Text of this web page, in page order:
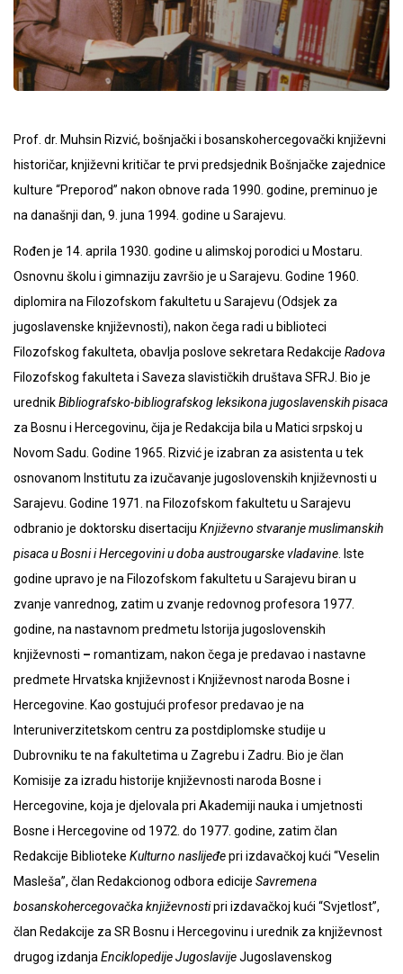
Prof. dr. Muhsin Rizvić, bošnjački i bosanskohercegovački književni
historičar, književni kritičar te prvi predsjednik Bošnjačke zajednice
kulture “Preporod” nakon obnove rada 1990. godine, preminuo je
na današnji dan, 9. juna 1994. godine u Sarajevu.
Rođen je 14. aprila 1930. godine u alimskoj porodici u Mostaru.
Osnovnu školu i gimnaziju završio je u Sarajevu. Godine 1960.
diplomira na Filozofskom fakultetu u Sarajevu (Odsjek za
jugoslavenske književnosti), nakon čega radi u biblioteci
Filozofskog fakulteta, obavlja poslove sekretara Redakcije Radova
Filozofskog fakulteta i Saveza slavističkih društava SFRJ. Bio je
urednikBibliografsko-bibliografskog leksikona jugoslavenskih pisaca
za Bosnu i Hercegovinu, čija je Redakcija bila u Matici srpskoj u
Novom Sadu. Godine 1965. Rizvić je izabran za asistenta u tek
osnovanom Institutu za izučavanje jugoslovenskih književnosti u
Sarajevu. Godine 1971. na Filozofskom fakultetu u Sarajevu
odbranio je doktorsku disertaciju Književno stvaranje muslimanskih
pisaca u Bosni i Hercegovini u doba austrougarske vladavine . Iste
godine upravo je na Filozofskom fakultetu u Sarajevu biran u
zvanje vanrednog, zatim u zvanje redovnog profesora 1977.
godine, na nastavnom predmetu Istorija jugoslovenskih
književnosti – romantizam, nakon čega je predavao i nastavne
predmete Hrvatska književnost i Književnost naroda Bosne i
Hercegovine. Kao gostujući profesor predavao je na
Interuniverzitetskom centru za postdiplomske studije u
Dubrovniku te na fakultetima u Zagrebu i Zadru. Bio je član
Komisije za izradu historije književnosti naroda Bosne i
Hercegovine, koja je djelovala pri Akademiji nauka i umjetnosti
Bosne i Hercegovine od 1972. do 1977. godine, zatim član
Redakcije Biblioteke Kulturno naslijeđepri izdavačkoj kući “Veselin
Masleša”, član Redakcionog odbora edicije Savremena
bosanskohercegovačka književnostipri izdavačkoj kući “Svjetlost”,
član Redakcije za SR Bosnu i Hercegovinu i urednik za književnost
drugog izdanja Enciklopedije JugoslavijeJugoslavenskog